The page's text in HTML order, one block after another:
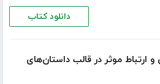
دانلود کتاب
ارتباط موثر در قالب داستان‌های